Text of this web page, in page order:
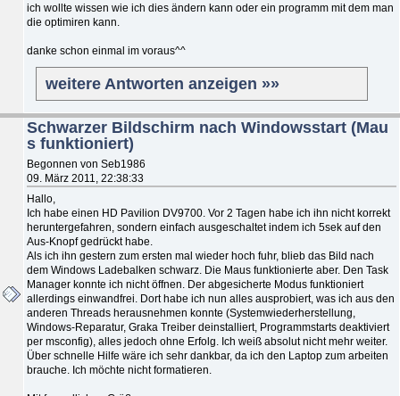
ich wollte wissen wie ich dies ändern kann oder ein programm mit dem man
die optimiren kann.
danke schon einmal im voraus^^
weitere Antworten anzeigen »»
Schwarzer Bildschirm nach Windowsstart (Mau
s funktioniert)
Begonnen von Seb1986
09. März 2011, 22:38:33
Hallo,
Ich habe einen HD Pavilion DV9700. Vor 2 Tagen habe ich ihn nicht korrekt
heruntergefahren, sondern einfach ausgeschaltet indem ich 5sek auf den
Aus-Knopf gedrückt habe.
Als ich ihn gestern zum ersten mal wieder hoch fuhr, blieb das Bild nach
dem Windows Ladebalken schwarz. Die Maus funktionierte aber. Den Task
Manager konnte ich nicht öffnen. Der abgesicherte Modus funktioniert
allerdings einwandfrei. Dort habe ich nun alles ausprobiert, was ich aus den
anderen Threads herausnehmen konnte (Systemwiederherstellung,
Windows-Reparatur, Graka Treiber deinstalliert, Programmstarts deaktiviert
per msconfig), alles jedoch ohne Erfolg. Ich weiß absolut nicht mehr weiter.
Über schnelle Hilfe wäre ich sehr dankbar, da ich den Laptop zum arbeiten
brauche. Ich möchte nicht formatieren.